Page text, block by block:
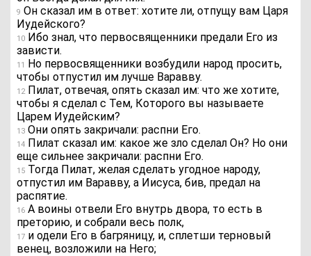
9 Он сказал им в ответ: хотите ли, отпущу вам Царя
Иудейского?
10 Ибо знал, что первосвященники предали Его из
зависти.
11 Но первосвященники возбудили народ просить,
чтобы отпустил им лучше Варавву.
12Пилат, отвечая, опять сказал им: что же хотите,
чтобы я сделал с Тем, Которого вы называете
Царем Иудейским?
13 Они опять закричали: распни Его.
14 Пилат сказал им: какое же зло сделал Он? Но они
еще сильнее закричали: распни Его.
15 Тогда Пилат, желая сделать угодное народу,
отпустил им Варавву, а Иисуса, бив, предал на
распятие.
16 А воины отвели Его внутрь двора, то есть в
преторию, и собрали весь полк,
17 и одели Его в багряницу, и, сплетши терновый
венец, возложили на Него;